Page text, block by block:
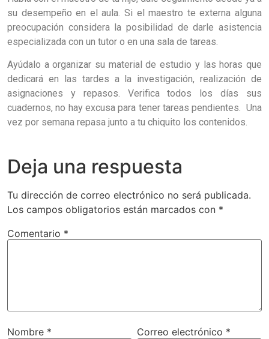
su desempeño en el aula. Si el maestro te externa alguna
preocupación considera la posibilidad de darle asistencia
especializada con un tutor o en una sala de tareas.
Ayúdalo a organizar su material de estudio y las horas que
dedicará en las tardes a la investigación, realización de
asignaciones y repasos. Verifica todos los días sus
cuadernos, no hay excusa para tener tareas pendientes. Una
vez por semana repasa junto a tu chiquito los contenidos.
Deja una respuesta
Tu dirección de correo electrónico no será publicada.
Los campos obligatorios están marcados con *
Comentario *
Nombre * Correo electrónico *